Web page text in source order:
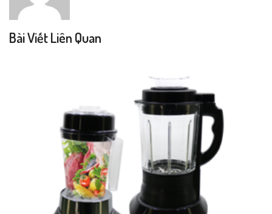
Bài Viết Liên Quan